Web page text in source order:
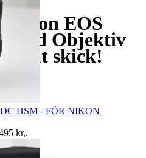
EOS
med Objektiv
Fint skick!
DC HSM - FÖR NIKON
kr,.